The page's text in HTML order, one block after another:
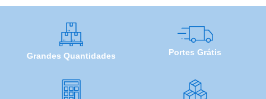
Grandes Quantidades Portes Grátis